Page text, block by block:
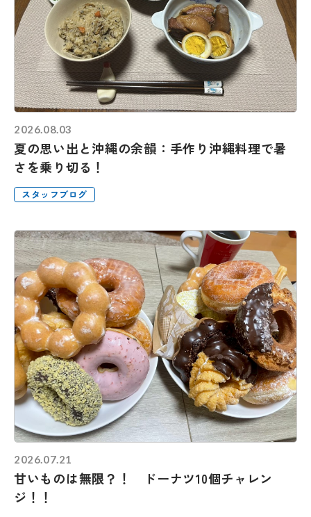
2026.08.03
夏の思い出と沖縄の余韻：手作り沖縄料理で暑
さを乗り切る！
スタッフブログ
2026.07.21
甘いものは無限？！ ドーナツ10個チャレン
ジ！！